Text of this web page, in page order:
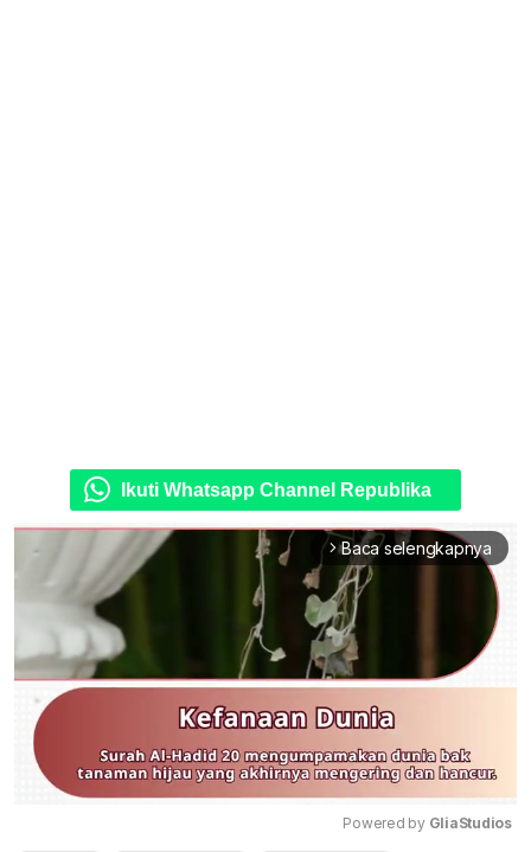
Ikuti Whatsapp Channel Republika
arrow_forward_ios Baca selengkapnya
Powered by GliaStudios